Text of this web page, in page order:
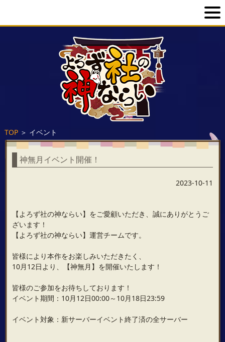
TOP＞ イベント
神無月イベント開催！
2023-10-11
【よろず社の神ならい】をご愛顧いただき、誠にありがとうご
ざいます！
【よろず社の神ならい】運営チームです。
皆様により本作をお楽しみいただきたく、
10月12日より、【神無月】を開催いたします！
皆様のご参加をお待ちしております！
イベント期間：10月12日00:00～10月18日23:59
イベント対象：新サーバーイベント終了済の全サーバー